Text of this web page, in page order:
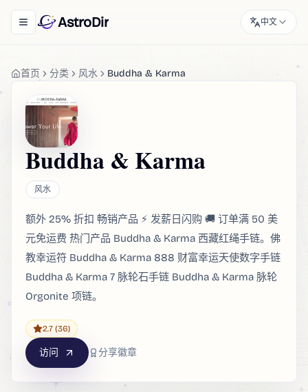
Toggle navigation menu
AstroDir 中文
首页 分类 风水 Buddha & Karma
Buddha & Karma
风水
额外 25% 折扣 畅销产品 ⚡ 发薪日闪购 🚚 订单满 50 美
元免运费 热门产品 Buddha & Karma 西藏红绳手链。佛
教幸运符 Buddha & Karma 888 财富幸运天使数字手链
Buddha & Karma 7 脉轮石手链 Buddha & Karma 脉轮
Orgonite 项链。
2.7 (36)
访问 分享徽章